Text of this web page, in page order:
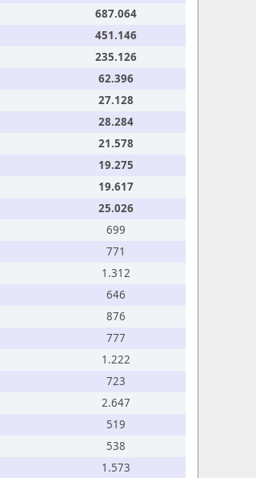
687.064
451.146
235.126
62.396
27.128
28.284
21.578
19.275
19.617
25.026
699
771
1.312
646
876
777
1.222
723
2.647
519
538
1.573